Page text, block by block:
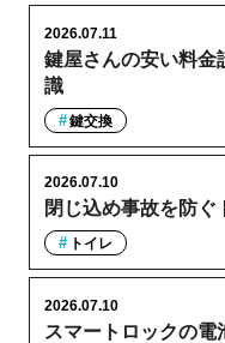
鍵屋さんの安い料金
識
2026.07.11
鍵交換
閉じ込め事故を防
2026.07.10
トイレ
スマートロックの
2026.07.10